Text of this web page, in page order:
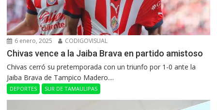
6 enero, 2025 CODIGOVISUAL
Chivas vence a la Jaiba Brava en partido amistoso
Chivas cerró su pretemporada con un triunfo por 1-0 ante la
Jaiba Brava de Tampico Madero....
DEPORTES SUR DE TAMAULIPAS